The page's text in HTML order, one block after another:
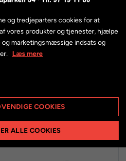
kædelås med nøgler -
og tredjeparters cookies for at
vores produkter og tjenester, hjælpe
marketingsmæssige indsats og
Læs mere
COOKIES
ALLE COOKIES